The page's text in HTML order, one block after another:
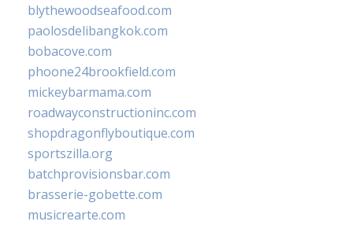
blythewoodseafood.com
paolosdelibangkok.com
bobacove.com
phoone24brookfield.com
mickeybarmama.com
roadwayconstructioninc.com
shopdragonflyboutique.com
sportszilla.org
batchprovisionsbar.com
brasserie-gobette.com
musicrearte.com